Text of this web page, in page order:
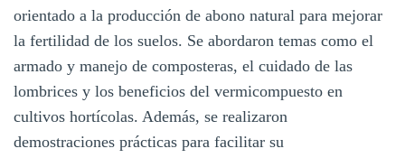
orientado a la producción de abono natural para mejorar
la fertilidad de los suelos. Se abordaron temas como el
armado y manejo de composteras, el cuidado de las
lombrices y los beneficios del vermicompuesto en
cultivos hortícolas. Además, se realizaron
demostraciones prácticas para facilitar su